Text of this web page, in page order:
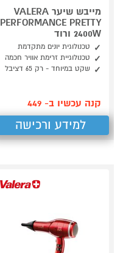
מייבש שיער VALERA
PERFORMANCE PRETTY
2400W ורוד
טכנולוגית יונים מתקדמת
טכנולוגיית זרימת אוויר חכמה
שקט במיוחד - רק 65 דציבל
קנה עכשיו ב- 449
למידע ורכישה